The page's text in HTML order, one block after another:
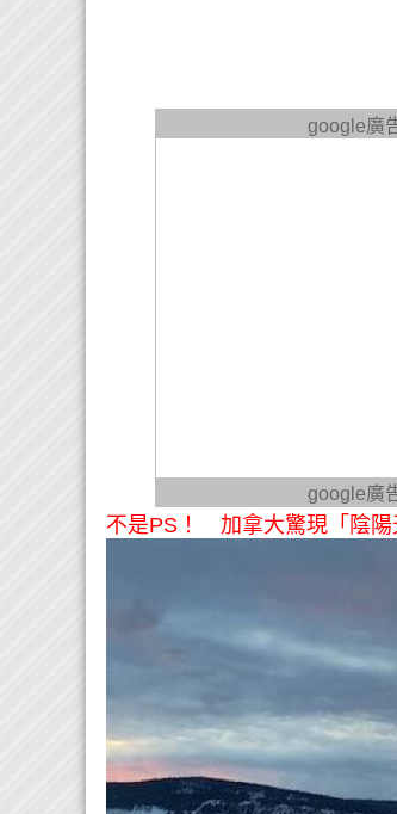
google廣
google廣
不是PS！ 加拿大驚現「陰